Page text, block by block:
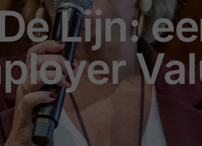
Lijn: